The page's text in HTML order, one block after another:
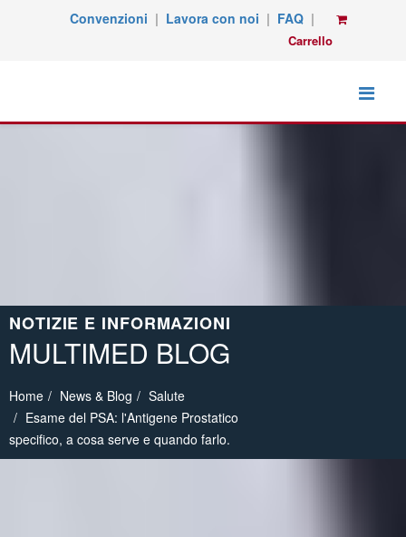
Convenzioni | Lavora con noi | FAQ |
Carrello
NOTIZIE E INFORMAZIONI
MULTIMED BLOG
Home News & Blog
Salute
Esame del PSA: l'Antigene Prostatico
specifico, a cosa serve e quando farlo.